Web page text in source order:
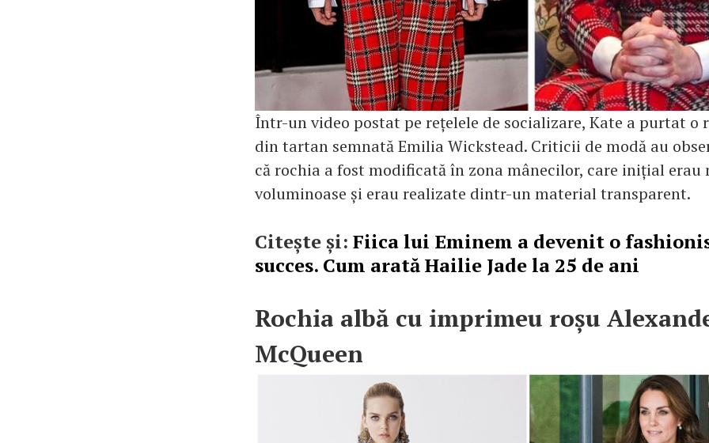
Într-un video postat pe rețelele de socializare, Kate a purtat o
din tartan semnată Emilia Wickstead. Criticii de modă au
că rochia a fost modificată în zona mânecilor, care inițial
voluminoase și erau realizate dintr-un material transparent.
Citește și: Fiica lui Eminem a devenit o
succes. Cum arată Hailie Jade la 25 de ani
Rochia albă cu imprimeu roșu
McQueen